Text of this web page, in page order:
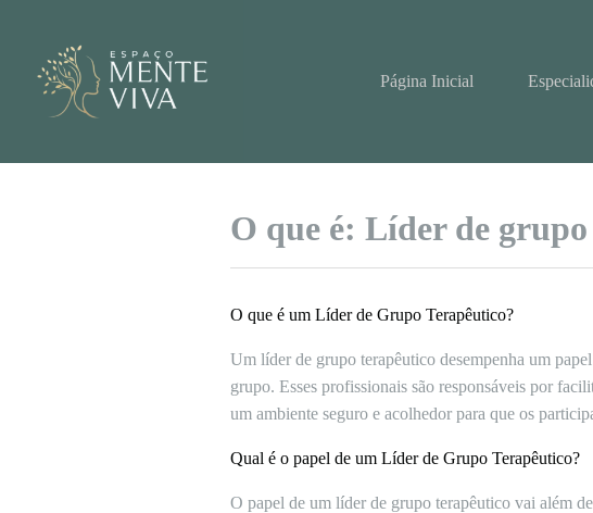
conteúdo
Página Inicial
O que é: Líder de
O que é um Líder de Grupo Terapêutico?
Um líder de grupo terapêutico desempenha um
grupo. Esses profissionais são responsáveis por
um ambiente seguro e acolhedor para que os
Qual é o papel de um Líder de Grupo Terapêutico?
O papel de um líder de grupo terapêutico vai além